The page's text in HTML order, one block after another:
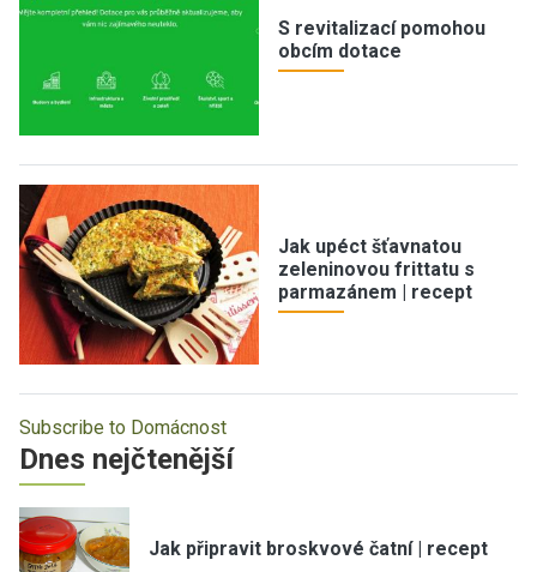
S revitalizací pomohou
obcím dotace
Jak upéct šťavnatou
zeleninovou frittatu s
parmazánem | recept
Subscribe to Domácnost
Dnes nejčtenější
Jak připravit broskvové čatní | recept